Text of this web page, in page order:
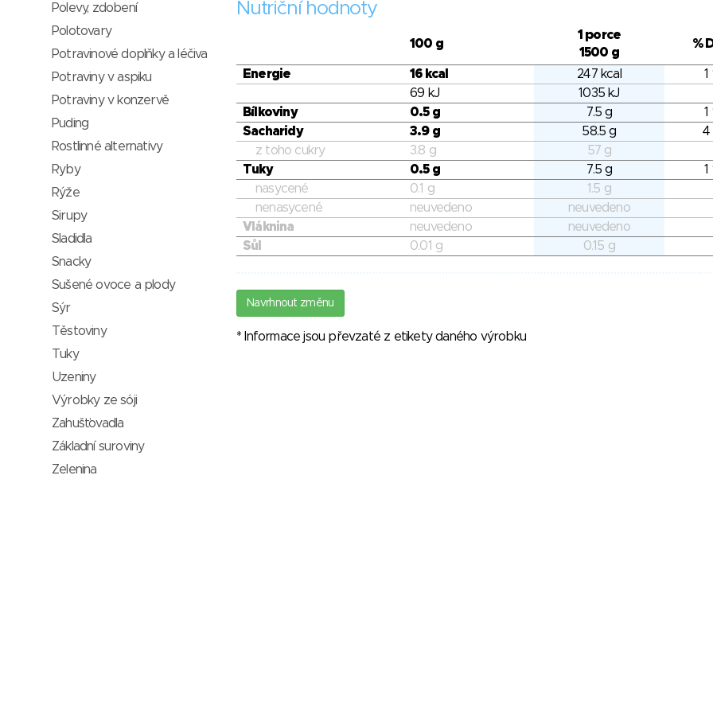
Nutriční hodnoty
100 g
1 porce
1500 g
%
Energie 16 kcal 247 kcal
1
69 kJ
1035 kJ
Bílkoviny
0.5 g 7.5 g
1
Sacharidy
3.9 g 58.5 g
4
z toho cukry
3.8 g
57 g
Tuky
0.5 g 7.5 g
1
nasycené
0.1 g
1.5 g
nenasycené
neuvedeno
neuvedeno
Vláknina
neuvedeno
neuvedeno
Sůl
0.01 g 0.15 g
Navrhnout změnu
* Informace jsou převzaté z etikety daného výrobku
Polevy, zdobení
Polotovary
Potravinové doplňky a léčiva
Potraviny v aspiku
Potraviny v konzervě
Puding
Rostlinné alternativy
Ryby
Rýže
Sirupy
Sladidla
Snacky
Sušené ovoce a plody
Sýr
Těstoviny
Tuky
Uzeniny
Výrobky ze sóji
Zahušťovadla
Základní suroviny
Zelenina